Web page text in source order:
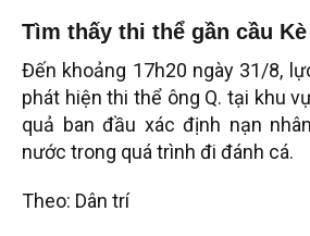
Tìm thấy thi thể gần cầu Kè
Đến khoảng 17h20 ngày 31/8,
phát hiện thi thể ông Q. tại khu
quả ban đầu xác định nạn
nước trong quá trình đi đánh cá.
Theo: Dân trí